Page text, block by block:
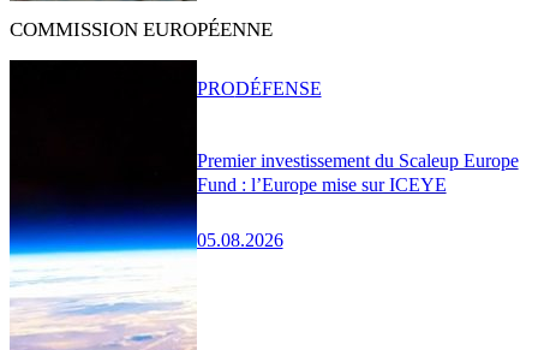
COMMISSION EUROPÉENNE
Premier investissement du Scaleup Europe
Fund : l’Europe mise sur ICEYE
05.08.2026
PRODÉFENSE